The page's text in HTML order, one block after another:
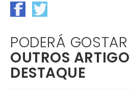
PODERÁ GOSTAR
OUTROS
DESTAQUE